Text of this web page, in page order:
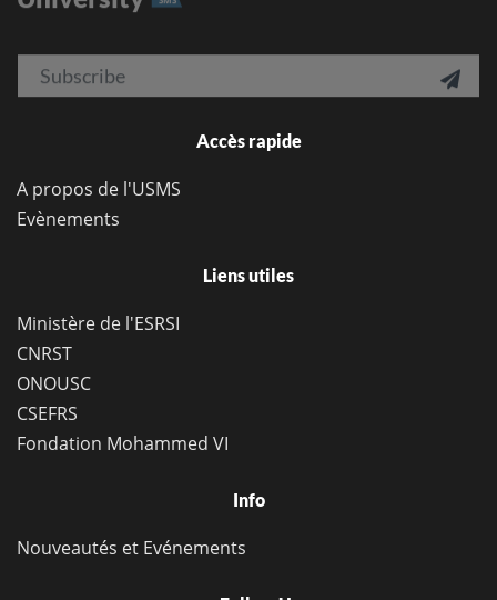
Accès rapide
A propos de l'USMS
Evènements
Liens utiles
Ministère de l'ESRSI
CNRST
ONOUSC
CSEFRS
Fondation Mohammed VI
Info
Nouveautés et Evénements